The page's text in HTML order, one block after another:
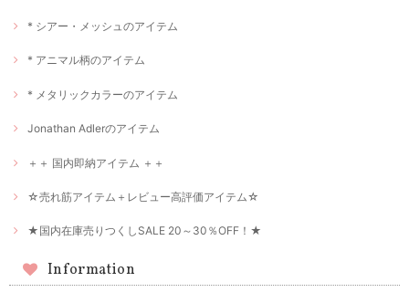
* シアー・メッシュのアイテム
* アニマル柄のアイテム
* メタリックカラーのアイテム
Jonathan Adlerのアイテム
＋＋ 国内即納アイテム ＋＋
☆売れ筋アイテム＋レビュー高評価アイテム☆
★国内在庫売りつくしSALE 20～30％OFF！★
Information